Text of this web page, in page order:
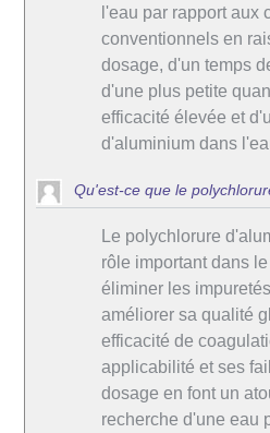
l'eau par rapport aux
conventionnels en
dosage, d'un temps
d'une plus petite
efficacité élevée et
d'aluminium dans
Qu'est-ce que le
Le polychlorure
rôle important dans
éliminer les
améliorer sa qualité
efficacité de
applicabilité et ses
dosage en font un
recherche d'une eau